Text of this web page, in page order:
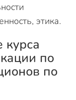
этика.
по
по